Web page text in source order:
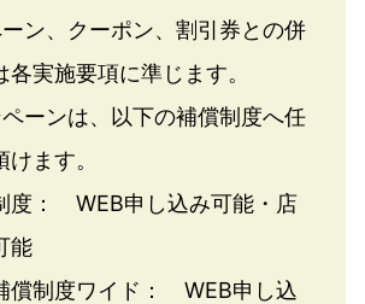
ン、クーポン、割引券との併
各実施要項に準じます。
ーンは、以下の補償制度へ任
ます。
度： WEB申し込み可能・店
能
償制度ワイド： WEB申し込